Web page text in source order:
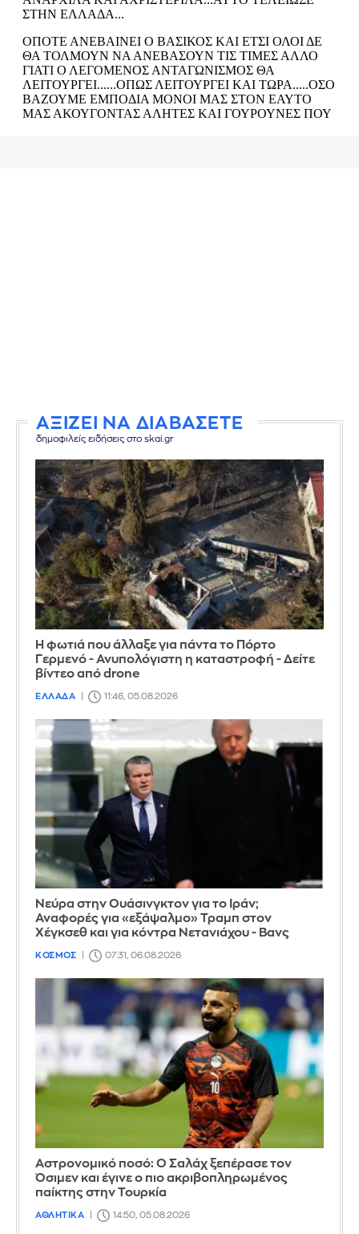
ΑΞΙΖΕΙ ΝΑ ΔΙΑΒΑΣΕΤΕ
δημοφιλείς ειδήσεις στο skai.gr
Η φωτιά που άλλαξε για πάντα το Πόρτο
Γερμενό - Ανυπολόγιστη η καταστροφή - Δείτε
βίντεο από drone
ΕΛΛΑΔΑ 11:46, 05.08.2026
Νεύρα στην Ουάσινγκτον για το Ιράν;
Αναφορές για «εξάψαλμο» Τραμπ στον
Χέγκσεθ και για κόντρα Νετανιάχου - Βανς
ΚΟΣΜΟΣ 07:31, 06.08.2026
Αστρονομικό ποσό: Ο Σαλάχ ξεπέρασε τον
Όσιμεν και έγινε ο πιο ακριβοπληρωμένος
παίκτης στην Τουρκία
ΑΘΛΗΤΙΚΑ 14:50, 05.08.2026